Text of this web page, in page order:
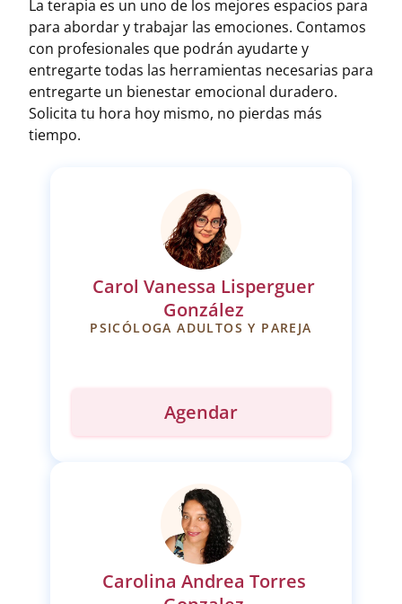
La terapia es un uno de los mejores espacios para
para abordar y trabajar las emociones. Contamos
con profesionales que podrán ayudarte y
entregarte todas las herramientas necesarias para
entregarte un bienestar emocional duradero.
Solicita tu hora hoy mismo, no pierdas más
tiempo.
Carol Vanessa Lisperguer
González
PSICÓLOGA ADULTOS Y PAREJA
Agendar
Carolina Andrea Torres